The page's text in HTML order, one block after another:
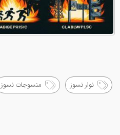
نوار نسوز منسوجات نسوز